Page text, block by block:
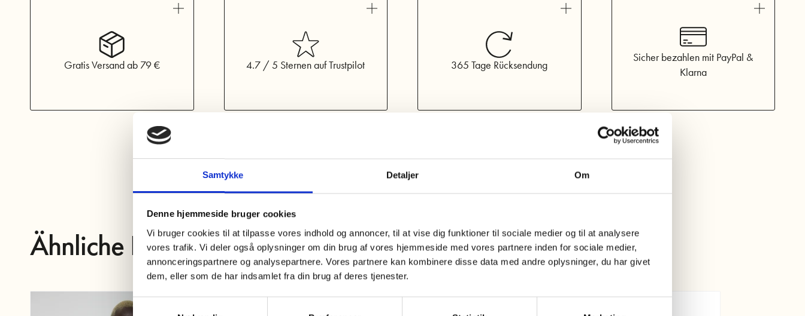
Samtykke Detaljer Om
Denne hjemmeside bruger cookies
Vi bruger cookies til at tilpasse vores indhold og annoncer, til at vise dig funktioner til sociale medier og til at analysere
vores trafik. Vi deler også oplysninger om din brug af vores hjemmeside med vores partnere inden for sociale medier,
annonceringspartnere og analysepartnere. Vores partnere kan kombinere disse data med andre oplysninger, du har givet
dem, eller som de har indsamlet fra din brug af deres tjenester.
Samtykkevalg
Mads Nørgaards ikonische Streifen elegant aufgreift.
erfüllt werden.
Gratis Versand ab 79 € 4.7 / 5 Sternen auf Trustpilot 365 Tage Rücksendung
Sicher bezahlen mit PayPal &
Klarna
Ähnliche Produkte